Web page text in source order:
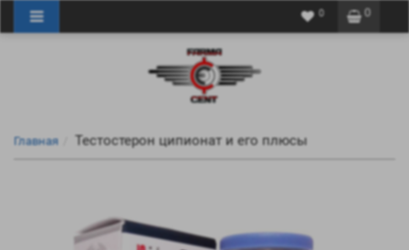
0
0
Главная Тестостерон ципионат и его плюсы